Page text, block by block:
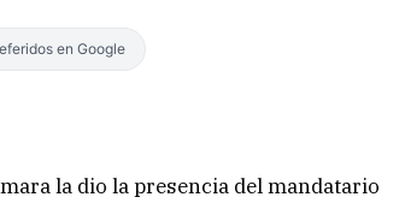
en Google
la dio la presencia del mandatario